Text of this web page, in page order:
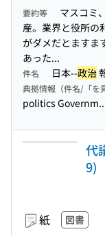
要約等
マスコミ
産。業界と役所の
がダメだとますま
あった...
件名 日本--政治
典拠情報（件名/「を
politics
代
9)
紙 図書